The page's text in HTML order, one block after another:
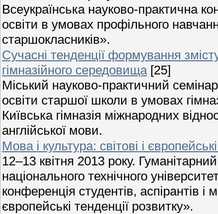
Всеукраїнська науково-практична
освіти в умовах профільного
старшокласників».
Сучасні тенденції формування
гімназійного середовища [25]
Міський науково-практичний
освіти старшої школи в умовах
Київська гімназія міжнародних
англійської мови.
Мова і культура: світові і
12–13 квітня 2013 року.
національного технічного
конференція студентів, аспірантів і
європейські тенденції розвитку».